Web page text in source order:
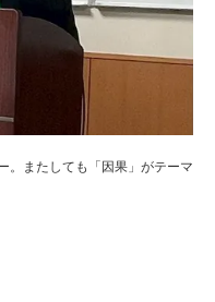
。またしても「因果」がテーマ